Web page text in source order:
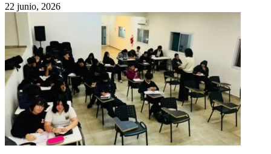
22 junio, 2026